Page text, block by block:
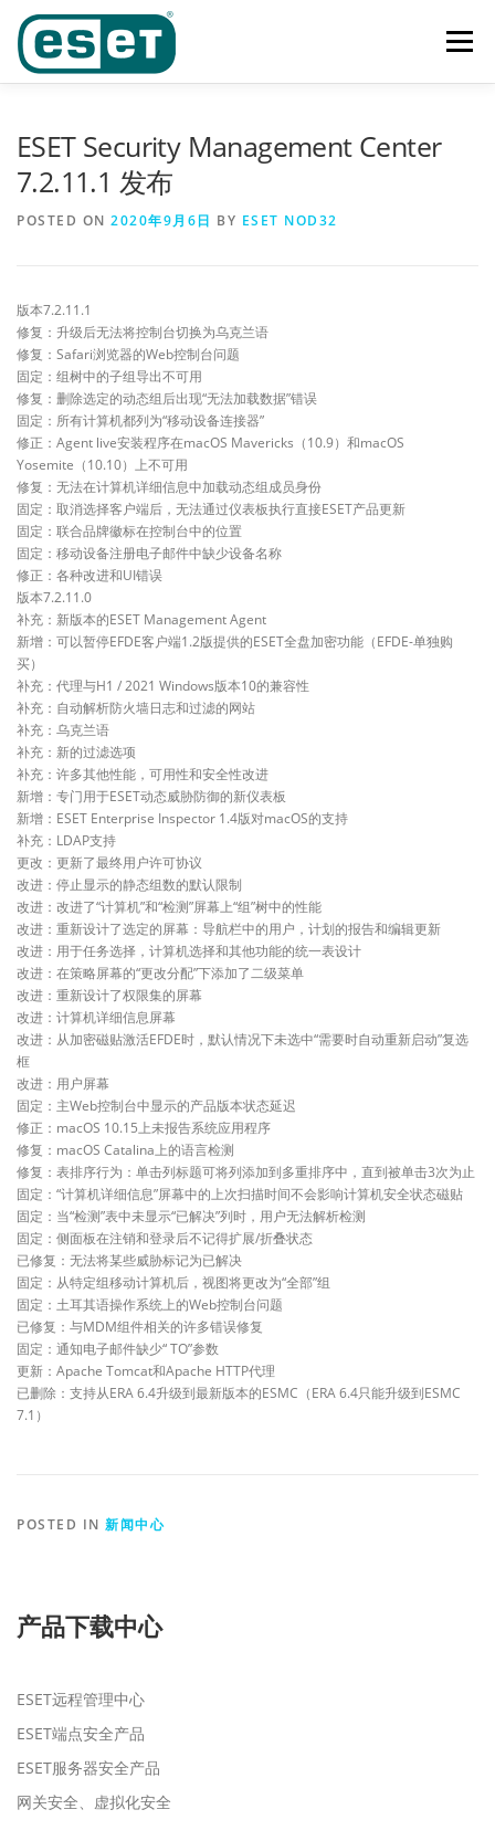
content
Menu
ESET Security Management Center
7.2.11.1 发布
POSTED ON 2020年9月6日 BY ESET NOD32
版本7.2.11.1
修复：升级后无法将控制台切换为乌克兰语
修复：Safari浏览器的Web控制台问题
固定：组树中的子组导出不可用
修复：删除选定的动态组后出现“无法加载数据”错误
固定：所有计算机都列为“移动设备连接器”
修正：Agent live安装程序在macOS Mavericks（10.9）和macOS
Yosemite（10.10）上不可用
修复：无法在计算机详细信息中加载动态组成员身份
固定：取消选择客户端后，无法通过仪表板执行直接ESET产品更新
固定：联合品牌徽标在控制台中的位置
固定：移动设备注册电子邮件中缺少设备名称
修正：各种改进和UI错误
版本7.2.11.0
补充：新版本的ESET Management Agent
新增：可以暂停EFDE客户端1.2版提供的ESET全盘加密功能（EFDE-单独购
买）
补充：代理与H1 / 2021 Windows版本10的兼容性
补充：自动解析防火墙日志和过滤的网站
补充：乌克兰语
补充：新的过滤选项
补充：许多其他性能，可用性和安全性改进
新增：专门用于ESET动态威胁防御的新仪表板
新增：ESET Enterprise Inspector 1.4版对macOS的支持
补充：LDAP支持
更改：更新了最终用户许可协议
改进：停止显示的静态组数的默认限制
改进：改进了“计算机”和“检测”屏幕上“组”树中的性能
改进：重新设计了选定的屏幕：导航栏中的用户，计划的报告和编辑更新
改进：用于任务选择，计算机选择和其他功能的统一表设计
改进：在策略屏幕的“更改分配”下添加了二级菜单
改进：重新设计了权限集的屏幕
改进：计算机详细信息屏幕
改进：从加密磁贴激活EFDE时，默认情况下未选中“需要时自动重新启动”复选
框
改进：用户屏幕
固定：主Web控制台中显示的产品版本状态延迟
修正：macOS 10.15上未报告系统应用程序
修复：macOS Catalina上的语言检测
修复：表排序行为：单击列标题可将列添加到多重排序中，直到被单击3次为止
固定：“计算机详细信息”屏幕中的上次扫描时间不会影响计算机安全状态磁贴
固定：当“检测”表中未显示“已解决”列时，用户无法解析检测
固定：侧面板在注销和登录后不记得扩展/折叠状态
已修复：无法将某些威胁标记为已解决
固定：从特定组移动计算机后，视图将更改为“全部”组
固定：土耳其语操作系统上的Web控制台问题
已修复：与MDM组件相关的许多错误修复
固定：通知电子邮件缺少“ TO”参数
更新：Apache Tomcat和Apache HTTP代理
已删除：支持从ERA 6.4升级到最新版本的ESMC（ERA 6.4只能升级到ESMC
7.1）
POSTED IN 新闻中心
产品下载中心
ESET远程管理中心
ESET端点安全产品
ESET服务器安全产品
网关安全、虚拟化安全